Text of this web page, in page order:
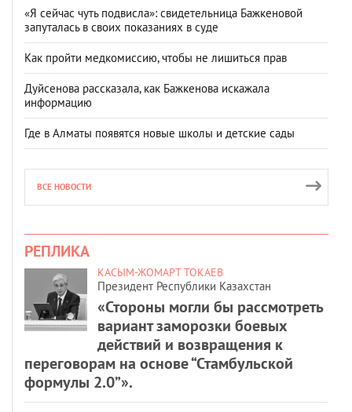
«Я сейчас чуть подвисла»: свидетельница Бажкеновой
запуталась в своих показаниях в суде
Как пройти медкомиссию, чтобы не лишиться прав
Дуйсенова рассказала, как Бажкенова искажала
информацию
Где в Алматы появятся новые школы и детские сады
ВСЕ НОВОСТИ
РЕПЛИКА
КАСЫМ-ЖОМАРТ ТОКАЕВ
Президент Республики Казахстан
«Стороны могли бы рассмотреть
вариант заморозки боевых
действий и возвращения к
переговорам на основе “Стамбульской
формулы 2.0”».